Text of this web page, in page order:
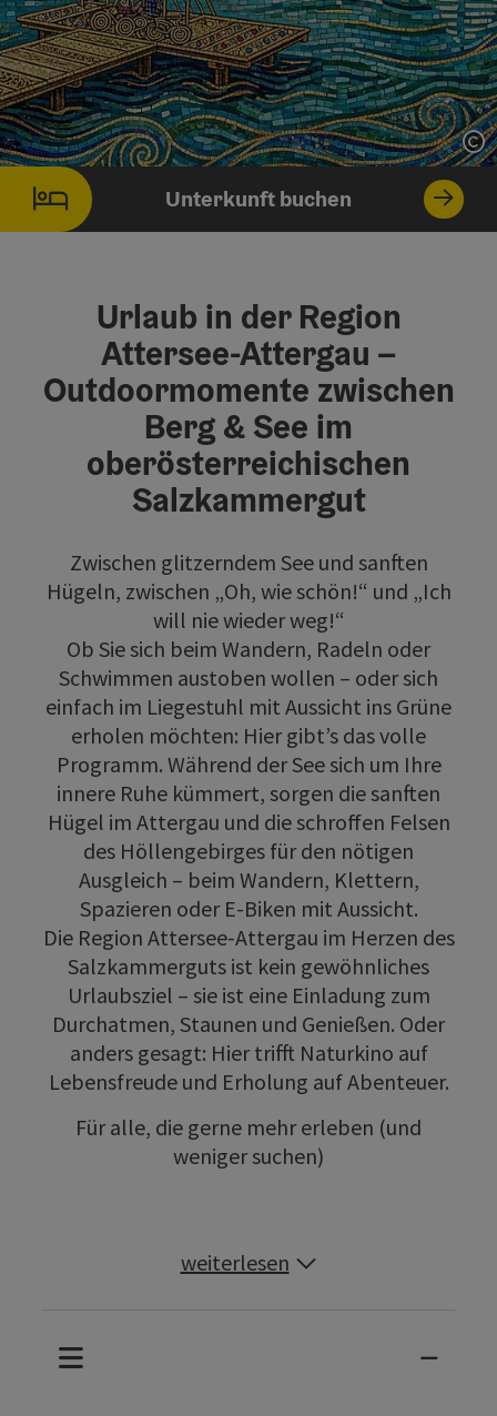
Unterkunft buchen
Urlaub in der Region
Attersee-Attergau –
Outdoormomente zwischen
Berg & See im
oberösterreichischen
Salzkammergut
Zwischen glitzerndem See und sanften
Hügeln, zwischen „Oh, wie schön!“ und „Ich
will nie wieder weg!“
Ob Sie sich beim Wandern, Radeln oder
Schwimmen austoben wollen – oder sich
einfach im Liegestuhl mit Aussicht ins Grüne
erholen möchten: Hier gibt’s das volle
Programm. Während der See sich um Ihre
innere Ruhe kümmert, sorgen die sanften
Hügel im Attergau und die schroffen Felsen
des Höllengebirges für den nötigen
Ausgleich – beim Wandern, Klettern,
Spazieren oder E-Biken mit Aussicht.
Die Region Attersee-Attergau im Herzen des
Salzkammerguts ist kein gewöhnliches
Urlaubsziel – sie ist eine Einladung zum
Durchatmen, Staunen und Genießen. Oder
anders gesagt: Hier trifft Naturkino auf
Lebensfreude und Erholung auf Abenteuer.
Für alle, die gerne mehr erleben (und
weniger suchen)
weiterlesen